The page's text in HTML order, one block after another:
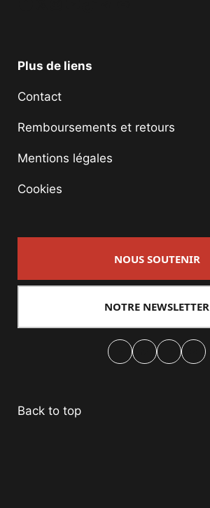
Plus de liens
Contact
Remboursements et retours
Mentions légales
Cookies
NOUS SOUTENIR
NOTRE NEWSLETTER
Back to top